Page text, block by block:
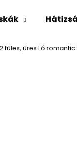
füles, üres Ló romantic